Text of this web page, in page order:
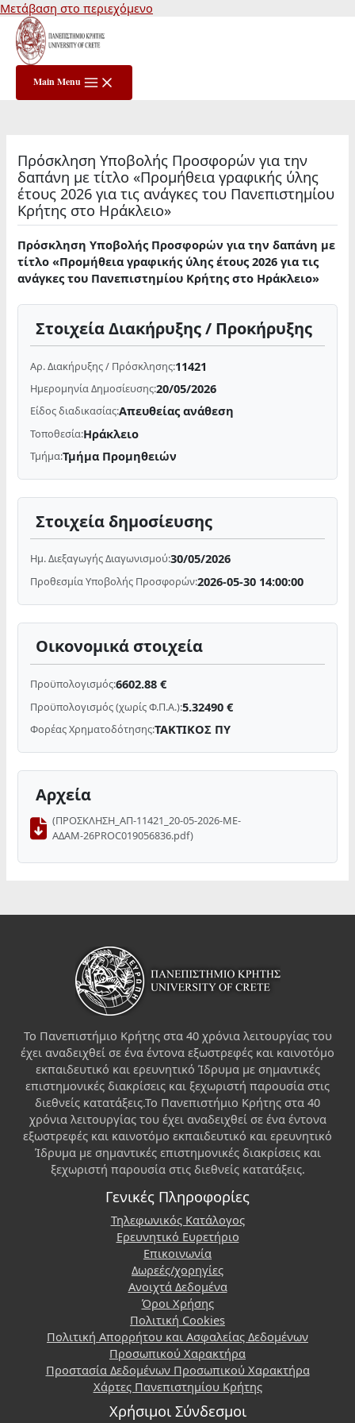
Μετάβαση στο περιεχόμενο
Main Menu
Πρόσκληση Υποβολής Προσφορών για την
δαπάνη με τίτλο «Προμήθεια γραφικής ύλης
έτους 2026 για τις ανάγκες του Πανεπιστημίου
Κρήτης στο Ηράκλειο»
Πρόσκληση Υποβολής Προσφορών για την δαπάνη με
τίτλο«Προμήθεια γραφικής ύλης έτους 2026 για τις
ανάγκες του Πανεπιστημίου Κρήτης στο Ηράκλειο»
Στοιχεία Διακήρυξης / Προκήρυξης
Αρ. Διακήρυξης / Πρόσκλησης:11421
Ημερομηνία Δημοσίευσης:20/05/2026
Είδος διαδικασίας:Απευθείας ανάθεση
Τοποθεσία:Ηράκλειο
Τμήμα:Τμήμα Προμηθειών
Στοιχεία δημοσίευσης
Ημ. Διεξαγωγής Διαγωνισμού:30/05/2026
Προθεσμία Υποβολής Προσφορών:2026-05-30 14:00:00
Οικονομικά στοιχεία
Προϋπολογισμός:6602.88 €
Προϋπολογισμός (χωρίς Φ.Π.Α.):5.32490 €
Φορέας Χρηματοδότησης:ΤΑΚΤΙΚΟΣ ΠΥ
Αρχεία
(ΠΡΟΣΚΛΗΣΗ_ΑΠ-11421_20-05-2026-ΜΕ-
ΑΔΑΜ-26PROC019056836.pdf)
Το Πανεπιστήμιο Κρήτης στα 40 χρόνια λειτουργίας του
έχει αναδειχθεί σε ένα έντονα εξωστρεφές και καινοτόμο
εκπαιδευτικό και ερευνητικό Ίδρυμα με σημαντικές
επιστημονικές διακρίσεις και ξεχωριστή παρουσία στις
διεθνείς κατατάξεις.Το Πανεπιστήμιο Κρήτης στα 40
χρόνια λειτουργίας του έχει αναδειχθεί σε ένα έντονα
εξωστρεφές και καινοτόμο εκπαιδευτικό και ερευνητικό
Ίδρυμα με σημαντικές επιστημονικές διακρίσεις και
ξεχωριστή παρουσία στις διεθνείς κατατάξεις.
Γενικές Πληροφορίες
Τηλεφωνικός Κατάλογος
Ερευνητικό Ευρετήριο
Επικοινωνία
Δωρεές/χορηγίες
Ανοιχτά Δεδομένα
Όροι Χρήσης
Πολιτική Cookies
Πολιτική Απορρήτου και Ασφαλείας Δεδομένων
Προσωπικού Χαρακτήρα
Προστασία Δεδομένων Προσωπικού Χαρακτήρα
Χάρτες Πανεπιστημίου Κρήτης
Χρήσιμοι Σύνδεσμοι